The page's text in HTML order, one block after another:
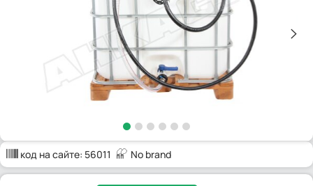
код на сайте: 56011 No brand